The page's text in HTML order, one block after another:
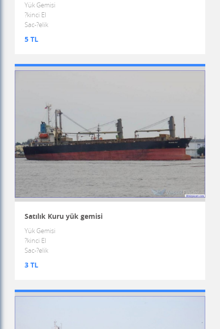
Yük Gemisi
?kinci El
Sac-?elik
5 TL
Satılık Kuru yük gemisi
Yük Gemisi
?kinci El
Sac-?elik
3 TL